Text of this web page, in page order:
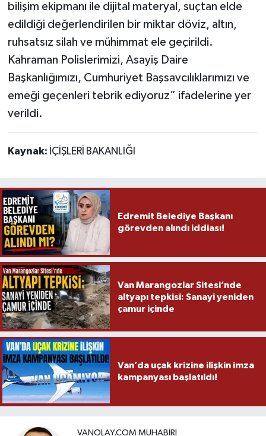
bilişim ekipmanı ile dijital materyal, suçtan elde
edildiği değerlendirilen bir miktar döviz, altın,
ruhsatsız silah ve mühimmat ele geçirildi.
Kahraman Polislerimizi, Asayiş Daire
Başkanlığımızı, Cumhuriyet Başsavcılıklarımızı ve
emeği geçenleri tebrik ediyoruz” ifadelerine yer
verildi.
Kaynak: İÇİŞLERİ BAKANLIĞI
Edremit Belediye Başkanı
görevden alındı iddiası!
Van Marangozlar Sitesi’nde
altyapı tepkisi: Sanayi yeniden
çamur içinde
Van’da uçak krizine ilişkin imza
kampanyası başlatıldı!
VANOLAY.COM MUHABIRI